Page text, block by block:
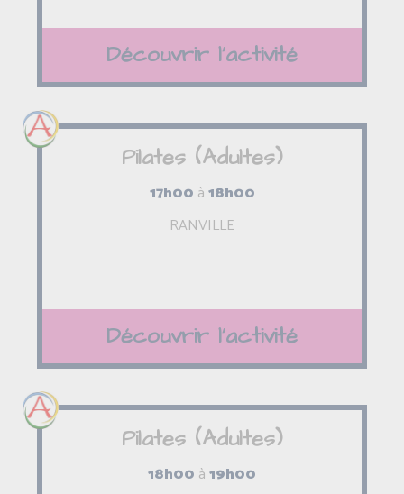
Découvrir l'activité
Pilates (Adultes)
17h00 à18h00
RANVILLE
Découvrir l'activité
Pilates (Adultes)
18h00 à19h00